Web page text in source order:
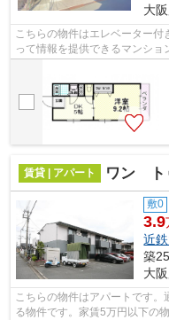
大
こちらの物件はエレベーター付
って情報を提供できるマンシ
賃貸 | アパート ワン ト
敷0
3.9
近
築
大
こちらの物件はアパートです
る物件です。家賃5万円以下の